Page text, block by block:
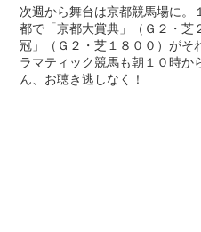
次週から舞台は京都競馬場に。
都で「京都大賞典」（Ｇ２・芝
冠」（Ｇ２・芝１８００）がそ
ラマティック競馬も朝１０時か
ん、お聴き逃しなく！